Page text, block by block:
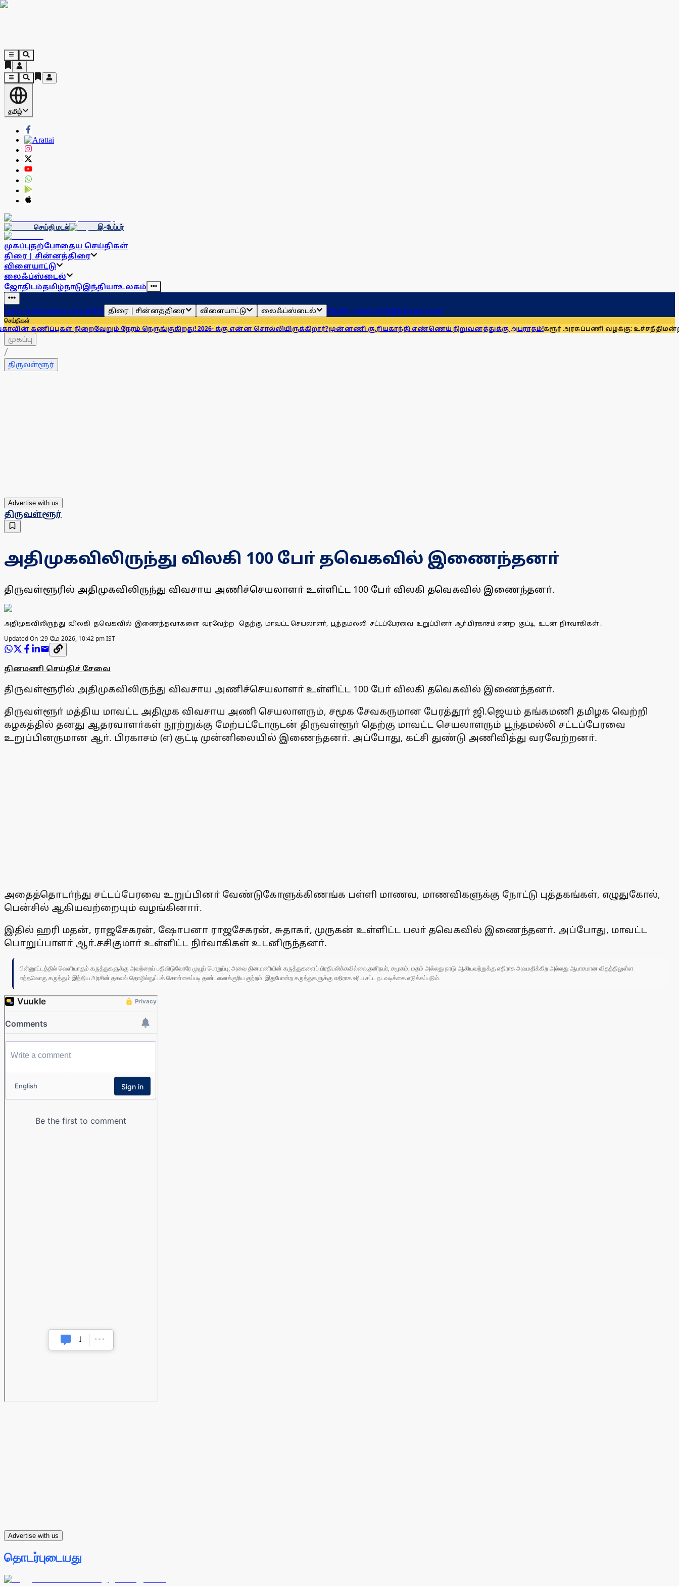
தமிழ்
செய்தி மடல் இ-பேப்பர்
முகப்புதற்போதைய செய்திகள்
திரை | சின்னத்திரை
விளையாட்டு
லைஃப்ஸ்டைல்
ஜோதிடம்தமிழ்நாடுஇந்தியாஉலகம்
முகப்புதற்போதைய செய்திகள் திரை | சின்னத்திரை விளையாட்டு லைஃப்ஸ்டைல் ஜோதிடம்தமிழ்நாடுஇந்தியாஉலகம்
செய்திகள்
நிறைவேறும் நேரம் நெருங்குகிறது! 2026- க்கு என்ன சொல்லியிருக்கிறார்?முன்னணி சூரியகாந்தி எண்ணெய் நிறுவனத்துக்கு அபராதம்!கரூர் அரசுப்பணி வழக்கு: உச்சநீதிமன்றத்தில்
முகப்பு
/
திருவள்ளூர்
Advertise with us
திருவள்ளூர்
அதிமுகவிலிருந்து விலகி 100 போ் தவெகவில் இணைந்தனா்
திருவள்ளூரில் அதிமுகவிலிருந்து விவசாய அணிச்செயலாளா் உள்ளிட்ட 100 போ் விலகி தவெகவில் இணைந்தனா்.
அதிமுகவிலிருந்து விலகி தவெகவில் இணைந்தவா்களை வரவேற்ற தெற்கு மாவட்ட செயலாளா், பூந்தமல்லி சட்டப்பேரவை உறுப்பினா் ஆா்.பிரகாசம் என்ற குட்டி, உடன் நிா்வாகிகள் .
Updated On :29 மே 2026, 10:42 pm IST
தினமணி செய்திச் சேவை
திருவள்ளூரில் அதிமுகவிலிருந்து விவசாய அணிச்செயலாளா் உள்ளிட்ட 100 போ் விலகி தவெகவில் இணைந்தனா்.
திருவள்ளூா் மத்திய மாவட்ட அதிமுக விவசாய அணி செயலாளரும், சமூக சேவகருமான பேரத்தூா் ஜி.ஜெயம் தங்கமணி தமிழக வெற்றி
கழகத்தில் தனது ஆதரவாளா்கள் நூற்றுக்கு மேற்பட்டோருடன் திருவள்ளூா் தெற்கு மாவட்ட செயலாளரும் பூந்தமல்லி சட்டப்பேரவை
உறுப்பினருமான ஆா். பிரகாசம் (எ) குட்டி முன்னிலையில் இணைந்தனா். அப்போது, கட்சி துண்டு அணிவித்து வரவேற்றனா்.
அதைத்தொடா்ந்து சட்டப்பேரவை உறுப்பினா் வேண்டுகோளுக்கிணங்க பள்ளி மாணவ, மாணவிகளுக்கு நோட்டு புத்தகங்கள், எழுதுகோல்,
பென்சில் ஆகியவற்றையும் வழங்கினாா்.
இதில் ஹரி மதன், ராஜசேகரன், ஷோபனா ராஜசேகரன், சுதாகா், முருகன் உள்ளிட்ட பலா் தவெகவில் இணைந்தனா். அப்போது, மாவட்ட
பொறுப்பாளா் ஆா்.சசிகுமாா் உள்ளிட்ட நிா்வாகிகள் உடனிருந்தனா்.
பின்னூட்டத்தில் வெளியாகும் கருத்துகளுக்கு அவற்றைப் பதிவிடுவோரே முழுப் பொறுப்பு; அவை தினமணியின் கருத்துகளைப் பிரதிபலிக்கவில்லை.தனிநபர், சமூகம், மதம் அல்லது நாடு ஆகியவற்றுக்கு எதிராக அவமதிக்கிற அல்லது ஆபாசமான விதத்திலுள்ள
எந்தவொரு கருத்தும் இந்திய அரசின் தகவல் தொழில்நுட்பக் கொள்கைப்படி தண்டனைக்குரிய குற்றம். இதுபோன்ற கருத்துகளுக்கு எதிராக உரிய சட்ட நடவடிக்கை எடுக்கப்படும்.
Advertise with us
தொடர்புடையது